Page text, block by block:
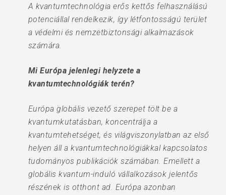
A kvantumtechnológia erős kettős felhasználású
potenciállal rendelkezik, így létfontosságú terület
a védelmi és nemzetbiztonsági alkalmazások
számára.
Mi Európa jelenlegi helyzete a
kvantumtechnológiák terén?
Európa globális vezető szerepet tölt be a
kvantumkutatásban, koncentrálja a
kvantumtehetséget, és világviszonylatban az első
helyen áll a kvantumtechnológiákkal kapcsolatos
tudományos publikációk számában. Emellett a
globális kvantum-induló vállalkozások jelentős
részének is otthont ad. Európa azonban